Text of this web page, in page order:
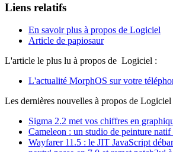
Liens relatifs
En savoir plus à propos de Logiciel
Article de papiosaur
L'article le plus lu à propos de Logiciel :
L'actualité MorphOS sur votre
Les dernières nouvelles à propos de Logiciel
Sigma 2.2 met vos chiffres en
Cameleon : un studio de peinture
Wayfarer 11.5 : le JIT JavaScript